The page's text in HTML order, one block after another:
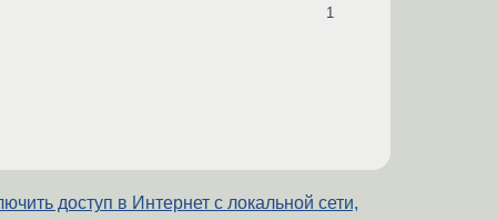
1
доступ в Интернет с локальной сети,